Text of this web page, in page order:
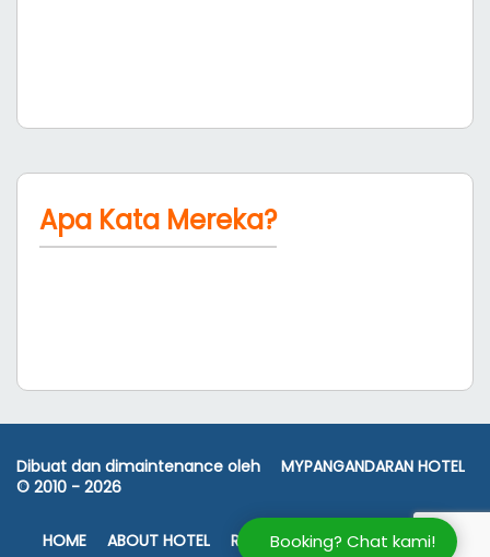
Apa Kata Mereka?
Booking? Chat kami!
Dibuat dan dimaintenance oleh
MYPANGANDARAN HOTEL
© 2010 - 2026
HOME ABOUT HOTEL ROOM RATES FASILITAS PETA